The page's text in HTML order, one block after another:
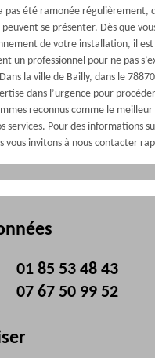
pas été ramonée régulièrement,
se présenter. Dès que
de votre installation, il est
un professionnel pour ne pas
la ville de Bailly, dans le
dans l’urgence pour
reconnus comme le
services. Pour des informations
vous invitons à nous contacter
01 85 53 48 43
07 67 50 99 52